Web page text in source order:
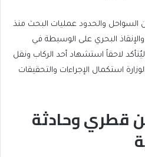
السواحل والحدود عمليات البحث منذ
البحري على الوسيطة في
لاحقاً استشهاد أحد الركاب ونقل
استكمال الإجراءات والتحقيقات
قطري وحادثة